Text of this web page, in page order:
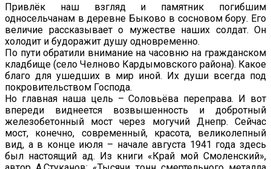
Привлёк наш взгляд и памятник погибшим
односельчанам в деревне Быково в сосновом бору. Его
величие рассказывает о мужестве наших солдат. Он
холодит и будоражит душу одновременно.
По пути обратили внимание на часовню на гражданском
кладбище (село Челново Кардымовского района). Какое
благо для ушедших в мир иной. Их души всегда под
покровительством Господа.
Но главная наша цель – Соловьёва переправа. И вот
впереди виднеется возвышенность и добротный
железобетонный мост через могучий Днепр. Сейчас
мост, конечно, современный, красота, великолепный
вид, а в конце июля – начале августа 1941 года здесь
был настоящий ад. Из книги «Край мой Смоленский»,